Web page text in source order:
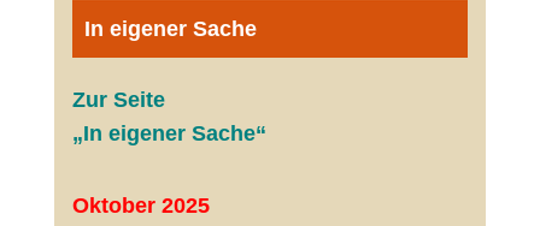
In eigener Sache
Zur Seite
„In eigener Sache“
Oktober 2025